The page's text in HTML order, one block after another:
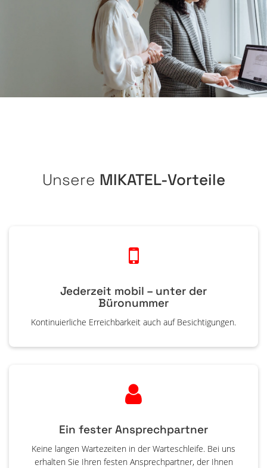
Unsere MIKATEL-Vorteile
Jederzeit mobil – unter der
Büronummer
Kontinuierliche Erreichbarkeit auch auf Besichtigungen.
Ein fester Ansprechpartner
Keine langen Wartezeiten in der Warteschleife. Bei uns
erhalten Sie Ihren festen Ansprechpartner, der Ihnen